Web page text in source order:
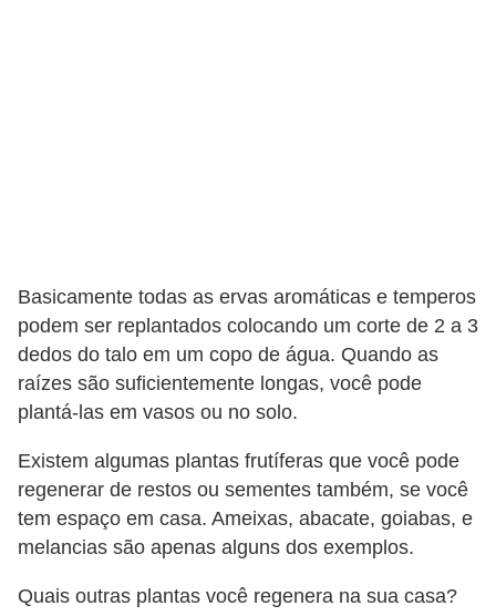
Basicamente todas as ervas aromáticas e temperos
podem ser replantados colocando um corte de 2 a 3
dedos do talo em um copo de água. Quando as
raízes são suficientemente longas, você pode
plantá-las em vasos ou no solo.
Existem algumas plantas frutíferas que você pode
regenerar de restos ou sementes também, se você
tem espaço em casa. Ameixas, abacate, goiabas, e
melancias são apenas alguns dos exemplos.
Quais outras plantas você regenera na sua casa?